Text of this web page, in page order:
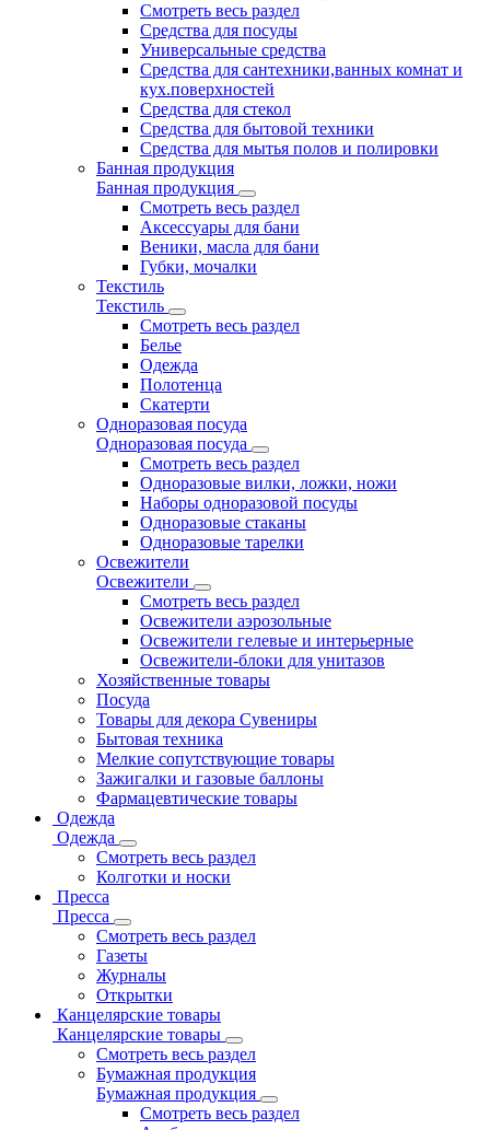
Смотреть весь раздел
Средства для посуды
Универсальные средства
Средства для сантехники,ванных комнат и
кух.поверхностей
Средства для стекол
Средства для бытовой техники
Средства для мытья полов и полировки
Банная продукция
Банная продукция
Смотреть весь раздел
Аксессуары для бани
Веники, масла для бани
Губки, мочалки
Текстиль
Текстиль
Смотреть весь раздел
Белье
Одежда
Полотенца
Скатерти
Одноразовая посуда
Одноразовая посуда
Смотреть весь раздел
Одноразовые вилки, ложки, ножи
Наборы одноразовой посуды
Одноразовые стаканы
Одноразовые тарелки
Освежители
Освежители
Смотреть весь раздел
Освежители аэрозольные
Освежители гелевые и интерьерные
Освежители-блоки для унитазов
Хозяйственные товары
Посуда
Товары для декора Сувениры
Бытовая техника
Мелкие сопутствующие товары
Зажигалки и газовые баллоны
Фармацевтические товары
Одежда
Одежда
Смотреть весь раздел
Колготки и носки
Пресса
Пресса
Смотреть весь раздел
Газеты
Журналы
Открытки
Канцелярские товары
Канцелярские товары
Смотреть весь раздел
Бумажная продукция
Бумажная продукция
Смотреть весь раздел